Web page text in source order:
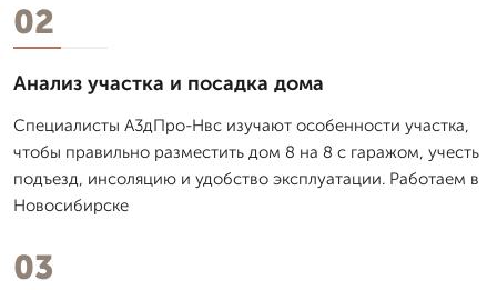
02
Анализ участка и посадка дома
Специалисты А3дПро-Нвс изучают особенности участка,
чтобы правильно разместить дом 8 на 8 с гаражом, учесть
подъезд, инсоляцию и удобство эксплуатации. Работаем в
Новосибирске
03